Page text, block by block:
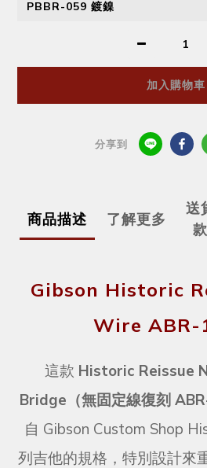
加入購物車
分享到
商品描述 了解更多
送
Gibson Historic
Wire ABR-
這款 Historic Reissue
Bridge（無固定線復刻
自 Gibson Custom Shop
列吉他的規格，特別設計來